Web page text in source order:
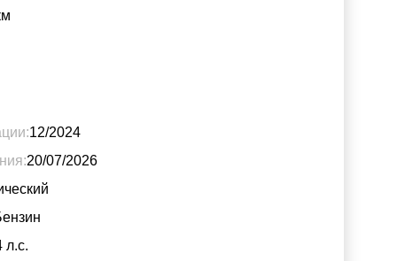
12/2024
20/07/2026
л.с.